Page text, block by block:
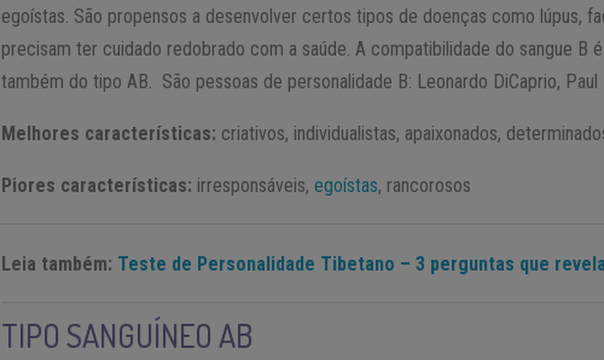
egoístas. São propensos a desenvolver certos tipos de doenças como lúpus,
precisam ter cuidado redobrado com a saúde. A compatibilidade do sangue B
também do tipo AB. São pessoas de personalidade B: Leonardo DiCaprio,
Melhores características: criativos, individualistas, apaixonados,
Piores características: irresponsáveis,egoístas, rancorosos
Leia também: Teste de Personalidade Tibetano – 3 perguntas que
TIPO SANGUÍNEO AB